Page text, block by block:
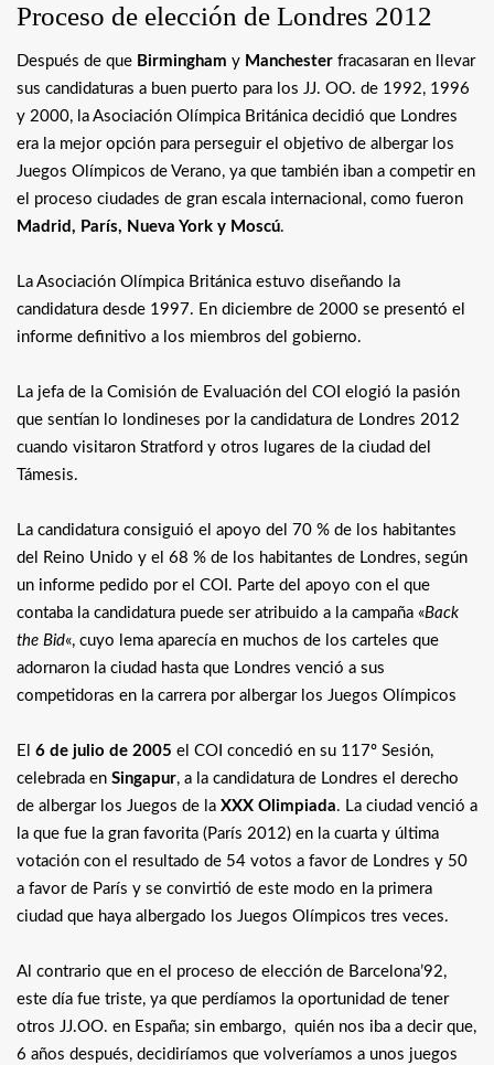
Proceso de elección de Londres 2012
Después de que Birmingham y Manchester fracasaran en llevar
sus candidaturas a buen puerto para los JJ. OO. de 1992, 1996
y 2000, la Asociación Olímpica Británica decidió que Londres
era la mejor opción para perseguir el objetivo de albergar los
Juegos Olímpicos de Verano, ya que también iban a competir en
el proceso ciudades de gran escala internacional, como fueron
Madrid, París, Nueva York y Moscú.
La Asociación Olímpica Británica estuvo diseñando la
candidatura desde 1997. En diciembre de 2000 se presentó el
informe definitivo a los miembros del gobierno.
La jefa de la Comisión de Evaluación del COI elogió la pasión
que sentían lo londineses por la candidatura de Londres 2012
cuando visitaron Stratford y otros lugares de la ciudad del
Támesis.
La candidatura consiguió el apoyo del 70 % de los habitantes
del Reino Unido y el 68 % de los habitantes de Londres, según
un informe pedido por el COI. Parte del apoyo con el que
contaba la candidatura puede ser atribuido a la campaña «Back
the Bid«, cuyo lema aparecía en muchos de los carteles que
adornaron la ciudad hasta que Londres venció a sus
competidoras en la carrera por albergar los Juegos Olímpicos
El 6 de julio de 2005 el COI concedió en su 117º Sesión,
celebrada en Singapur, a la candidatura de Londres el derecho
de albergar los Juegos de la XXX Olimpiada. La ciudad venció a
la que fue la gran favorita (París 2012) en la cuarta y última
votación con el resultado de 54 votos a favor de Londres y 50
a favor de París y se convirtió de este modo en la primera
ciudad que haya albergado los Juegos Olímpicos tres veces.
Al contrario que en el proceso de elección de Barcelona’92,
este día fue triste, ya que perdíamos la oportunidad de tener
otros JJ.OO. en España; sin embargo, quién nos iba a decir que,
6 años después, decidiríamos que volveríamos a unos juegos